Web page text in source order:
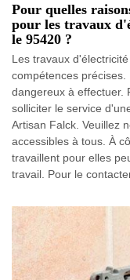
Pour quelles
pour les travaux
le 95420 ?
Les travaux
compétences
dangereux à effectuer.
solliciter le service
Artisan Falck. Veuillez
accessibles à tous. À
travaillent pour elles
travail. Pour le